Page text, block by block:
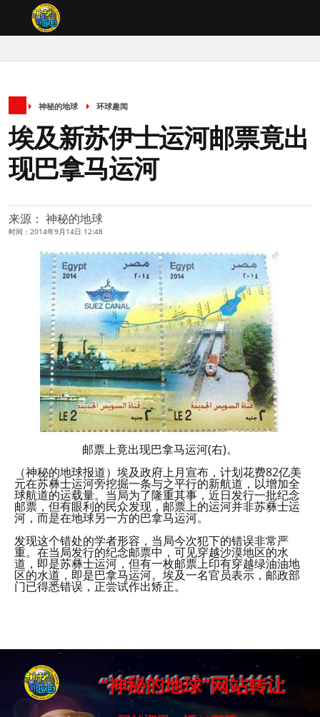
神秘的地球 环球趣闻
埃及新苏伊士运河邮票竟出
现巴拿马运河
来源： 神秘的地球
时间：2014年9月14日 12:48
邮票上竟出现巴拿马运河(右)。
（神秘的地球报道）埃及政府上月宣布，计划花费82亿美
元在苏彝士运河旁挖掘一条与之平行的新航道，以增加全
球航道的运载量。当局为了隆重其事，近日发行一批纪念
邮票，但有眼利的民众发现，邮票上的运河并非苏彝士运
河，而是在地球另一方的巴拿马运河。
发现这个错处的学者形容，当局今次犯下的错误非常严
重。在当局发行的纪念邮票中，可见穿越沙漠地区的水
道，即是苏彝士运河，但有一枚邮票上印有穿越绿油油地
区的水道，即是巴拿马运河。埃及一名官员表示，邮政部
门已得悉错误，正尝试作出矫正。